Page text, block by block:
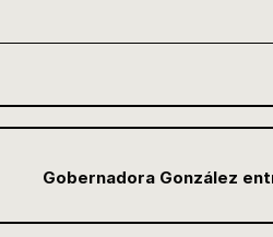
Gobernadora González